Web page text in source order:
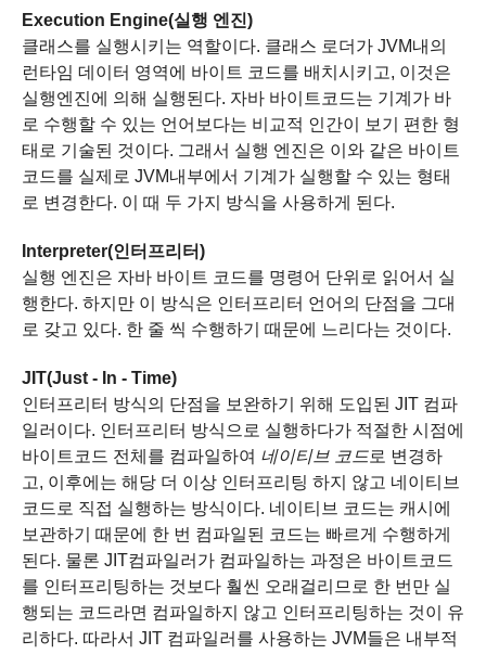
Execution Engine(실행 엔진)
클래스를 실행시키는 역할이다. 클래스 로더가 JVM내의
런타임 데이터 영역에 바이트 코드를 배치시키고, 이것은
실행엔진에 의해 실행된다. 자바 바이트코드는 기계가 바
로 수행할 수 있는 언어보다는 비교적 인간이 보기 편한 형
태로 기술된 것이다. 그래서 실행 엔진은 이와 같은 바이트
코드를 실제로 JVM내부에서 기계가 실행할 수 있는 형태
로 변경한다. 이 때 두 가지 방식을 사용하게 된다.
Interpreter(인터프리터)
실행 엔진은 자바 바이트 코드를 명령어 단위로 읽어서 실
행한다. 하지만 이 방식은 인터프리터 언어의 단점을 그대
로 갖고 있다. 한 줄 씩 수행하기 때문에 느리다는 것이다.
JIT(Just - In - Time)
인터프리터 방식의 단점을 보완하기 위해 도입된 JIT 컴파
일러이다. 인터프리터 방식으로 실행하다가 적절한 시점에
바이트코드 전체를 컴파일하여 네이티브 코드로 변경하
고, 이후에는 해당 더 이상 인터프리팅 하지 않고 네이티브
코드로 직접 실행하는 방식이다. 네이티브 코드는 캐시에
보관하기 때문에 한 번 컴파일된 코드는 빠르게 수행하게
된다. 물론 JIT컴파일러가 컴파일하는 과정은 바이트코드
를 인터프리팅하는 것보다 훨씬 오래걸리므로 한 번만 실
행되는 코드라면 컴파일하지 않고 인터프리팅하는 것이 유
리하다. 따라서 JIT 컴파일러를 사용하는 JVM들은 내부적